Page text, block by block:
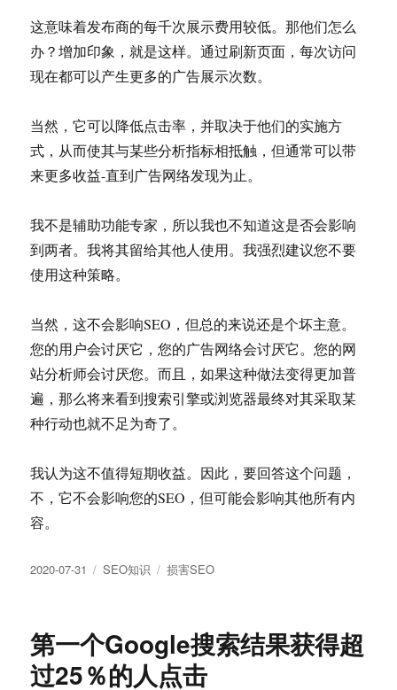
这意味着发布商的每千次展示费用较低。那他们怎么
办？增加印象，就是这样。通过刷新页面，每次访问
现在都可以产生更多的广告展示次数。
当然，它可以降低点击率，并取决于他们的实施方
式，从而使其与某些分析指标相抵触，但通常可以带
来更多收益-直到广告网络发现为止。
我不是辅助功能专家，所以我也不知道这是否会影响
到两者。我将其留给其他人使用。我强烈建议您不要
使用这种策略。
当然，这不会影响SEO，但总的来说还是个坏主意。
您的用户会讨厌它，您的广告网络会讨厌它。您的网
站分析师会讨厌您。而且，如果这种做法变得更加普
遍，那么将来看到搜索引擎或浏览器最终对其采取某
种行动也就不足为奇了。
我认为这不值得短期收益。因此，要回答这个问题，
不，它不会影响您的SEO，但可能会影响其他所有内
容。
发
2020-07-31
分
SEO知识
标
损害SEO
第一个Google搜索结果获得超
过25％的人点击